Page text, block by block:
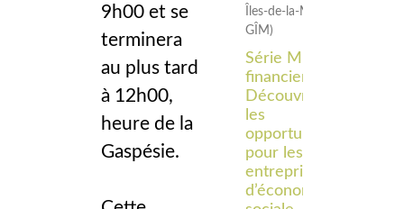
9h00 et se
terminera
au plus tard
à 12h00,
heure de la
Gaspésie.
Îles‑de‑la‑Madeleine (Pôle
GÎM)
Série Midi
financier –
Découvrir
les
opportunités
pour les
entreprises
d’économie